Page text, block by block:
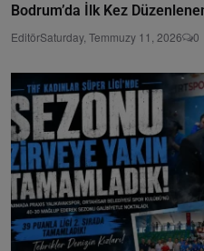
Bodrum’da İlk Kez
EditörSaturday, Temmuzy 11, 2026 0